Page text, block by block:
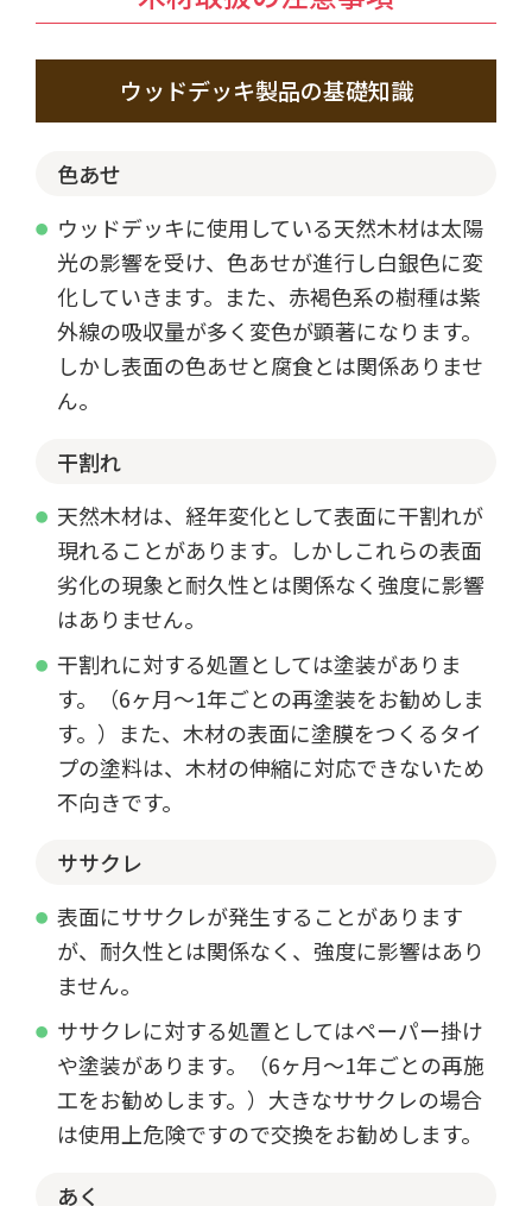
ウッドデッキ製品の基礎知識
色あせ
ウッドデッキに使用している天然木材は太陽
光の影響を受け、色あせが進行し白銀色に変
化していきます。また、赤褐色系の樹種は紫
外線の吸収量が多く変色が顕著になります。
しかし表面の色あせと腐食とは関係ありませ
ん。
干割れ
天然木材は、経年変化として表面に干割れが
現れることがあります。しかしこれらの表面
劣化の現象と耐久性とは関係なく強度に影響
はありません。
干割れに対する処置としては塗装がありま
す。（6ヶ月～1年ごとの再塗装をお勧めしま
す。）また、木材の表面に塗膜をつくるタイ
プの塗料は、木材の伸縮に対応できないため
不向きです。
ササクレ
表面にササクレが発生することがあります
が、耐久性とは関係なく、強度に影響はあり
ません。
ササクレに対する処置としてはペーパー掛け
や塗装があります。（6ヶ月～1年ごとの再施
工をお勧めします。）大きなササクレの場合
は使用上危険ですので交換をお勧めします。
あく